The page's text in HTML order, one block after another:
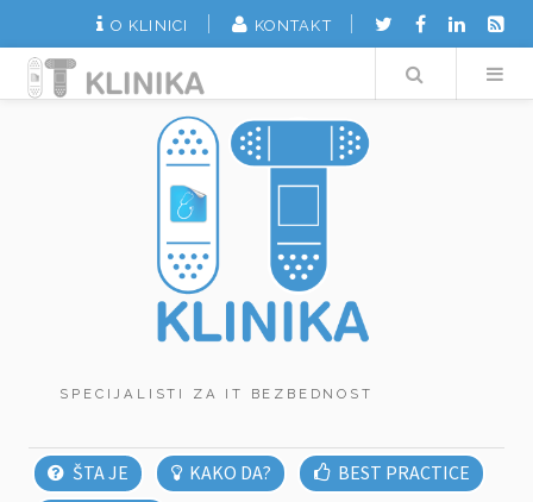
O KLINICI KONTAKT
Search
ŠTA JE KAKO DA?
BEST PRACTICE
SPECIJALISTI ZA IT BEZBEDNOST